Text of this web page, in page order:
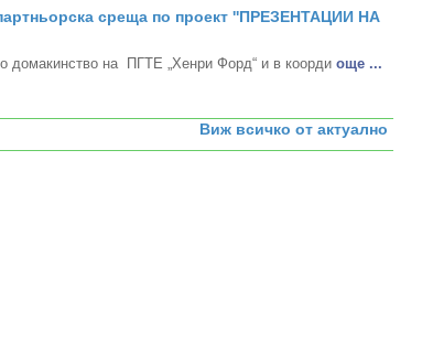
среща по проект ''ПРЕЗЕНТАЦИИ НА
домакинство на ПГТЕ „Хенри Форд“ и в коорди oще ...
Виж всичко от актуално